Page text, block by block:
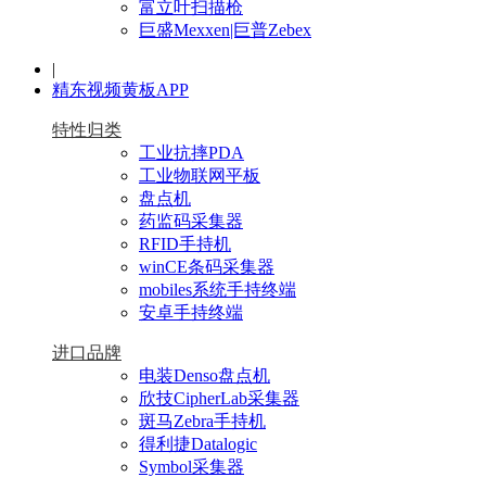
富立叶扫描枪
巨盛Mexxen|巨普Zebex
|
精东视频黄板APP
特性归类
工业抗摔PDA
工业物联网平板
盘点机
药监码采集器
RFID手持机
winCE条码采集器
mobiles系统手持终端
安卓手持终端
进口品牌
电装Denso盘点机
欣技CipherLab采集器
斑马Zebra手持机
得利捷Datalogic
Symbol采集器